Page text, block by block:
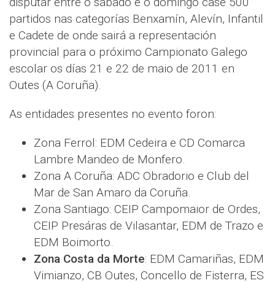
partidos nas categorías Benxamín, Alevín, Infantil
e Cadete de onde sairá a representación
provincial para o próximo Campionato Galego
escolar os días 21 e 22 de maio de 2011 en
Outes (A Coruña).
As entidades presentes no evento foron:
Zona Ferrol: EDM Cedeira e CD Comarca
Lambre Mandeo de Monfero.
Zona A Coruña: ADC Obradorio e Club del
Mar de San Amaro da Coruña.
Zona Santiago: CEIP Campomaior de Ordes,
CEIP Presáras de Vilasantar, EDM de Trazo e
EDM Boimorto.
Zona Costa da Morte: EDM Camariñas, EDM
Vimianzo, CB Outes, Concello de Fisterra, ES